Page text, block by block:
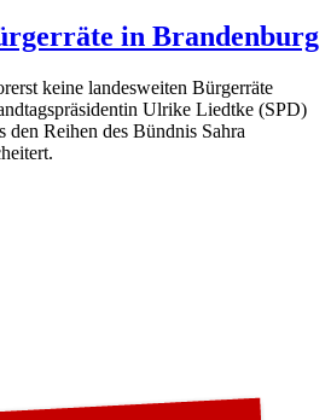
in Brandenburg
keine landesweiten Bürgerräte
Ulrike Liedtke (SPD)
den Reihen des Bündnis Sahra